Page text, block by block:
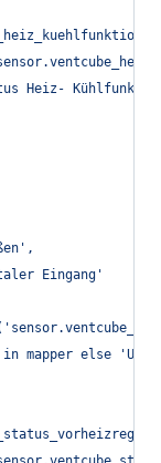
Heiz-
Eingang'
mapper else